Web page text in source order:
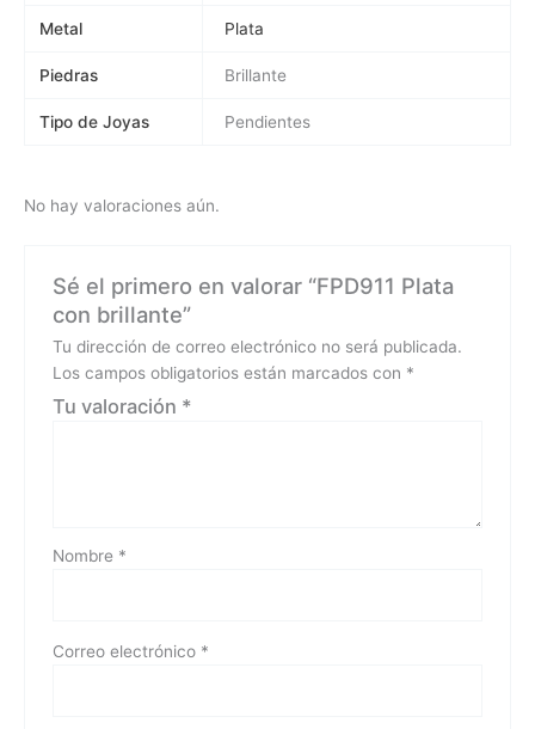
Metal Plata
Piedras Brillante
Tipo de Joyas Pendientes
No hay valoraciones aún.
Sé el primero en valorar “FPD911 Plata
con brillante”
Tu dirección de correo electrónico no será publicada.
Los campos obligatorios están marcados con *
Tu valoración *
Nombre *
Correo electrónico *